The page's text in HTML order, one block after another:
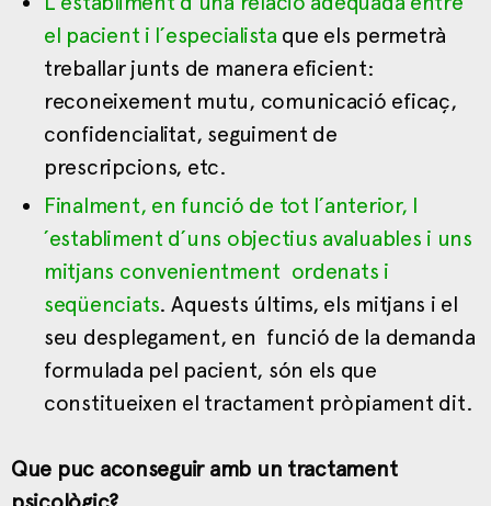
el pacient i l´especialista que els permetrà
treballar junts de manera eficient:
reconeixement mutu, comunicació eficaç,
confidencialitat, seguiment de
prescripcions, etc.
Finalment, en funció de tot l´anterior, l
´establiment d´uns objectius avaluables i uns
mitjans convenientment ordenats i
seqüenciats. Aquests últims, els mitjans i el
seu desplegament, en funció de la demanda
formulada pel pacient, són els que
constitueixen el tractament pròpiament dit.
Que puc aconseguir amb un tractament